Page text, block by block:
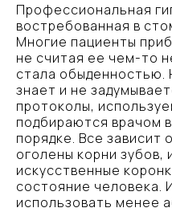
Профессиональная
востребованная в
Многие пациенты
не считая ее чем-то
стала обыденностью.
знает и не
протоколы,
подбираются врачом
порядке. Все зависит
оголены корни зубов,
искусственные
состояние человека.
использовать менее